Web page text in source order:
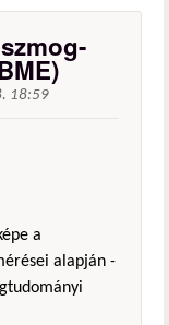
18:59
a
alapján -